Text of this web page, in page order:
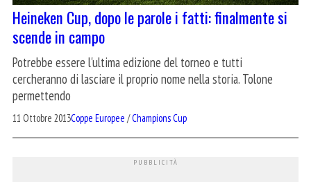
Heineken Cup, dopo le parole i fatti: finalmente si
scende in campo
Potrebbe essere l'ultima edizione del torneo e tutti
cercheranno di lasciare il proprio nome nella storia. Tolone
permettendo
11 Ottobre 2013Coppe Europee /Champions Cup